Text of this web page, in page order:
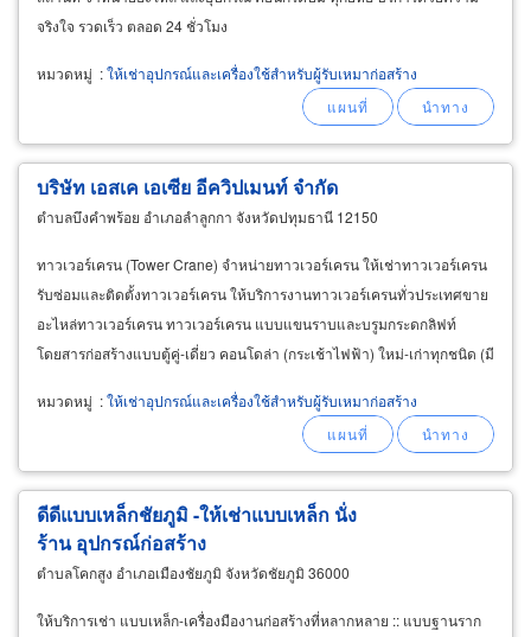
จริงใจ รวดเร็ว ตลอด 24 ชั่วโมง
หมวดหมู่ :ให้เช่าอุปกรณ์และเครื่องใช้สำหรับผู้รับเหมาก่อสร้าง
บริษัท เอสเค เอเซีย อีควิปเมนท์ จำกัด
ตำบลบึงคำพร้อย อำเภอลำลูกกา จังหวัดปทุมธานี 12150
ทาวเวอร์เครน (Tower Crane) จำหน่ายทาวเวอร์เครน ให้เช่าทาวเวอร์เครน
รับซ่อมและติดตั้งทาวเวอร์เครน ให้บริการงานทาวเวอร์เครนทั่วประเทศขาย
อะไหล่ทาวเวอร์เครน ทาวเวอร์เครน แบบแขนราบและบรูมกระดกลิฟท์
โดยสารก่อสร้างแบบตู้คู่-เดี่ยว คอนโดล่า (กระเช้าไฟฟ้า) ใหม่-เก่าทุกชนิด (มี
หมวดหมู่ :ให้เช่าอุปกรณ์และเครื่องใช้สำหรับผู้รับเหมาก่อสร้าง
ดีดีแบบเหล็กชัยภูมิ -ให้เช่าแบบเหล็ก นั่ง
ร้าน อุปกรณ์ก่อสร้าง
ตำบลโคกสูง อำเภอเมืองชัยภูมิ จังหวัดชัยภูมิ 36000
ให้บริการเช่า แบบเหล็ก-เครื่องมืองานก่อสร้างที่หลากหลาย :: แบบฐานราก